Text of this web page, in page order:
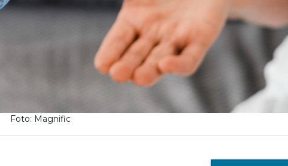
Foto: Magnific